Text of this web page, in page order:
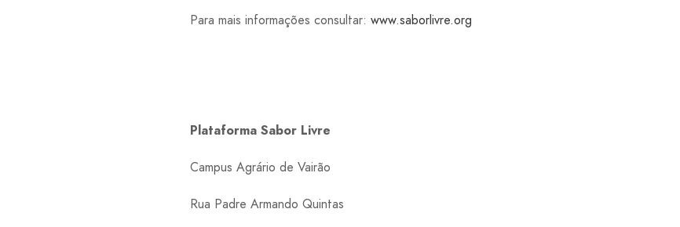
Para mais informações consultar: www.saborlivre.org
Plataforma Sabor Livre
Campus Agrário de Vairão
Rua Padre Armando Quintas